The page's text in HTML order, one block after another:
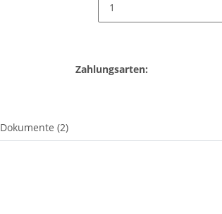
Zahlungsarten:
Dokumente (2)